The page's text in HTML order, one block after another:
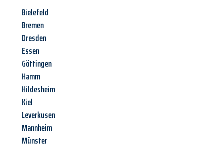
Bielefeld
Bremen
Dresden
Essen
Göttingen
Hamm
Hildesheim
Kiel
Leverkusen
Mannheim
Münster